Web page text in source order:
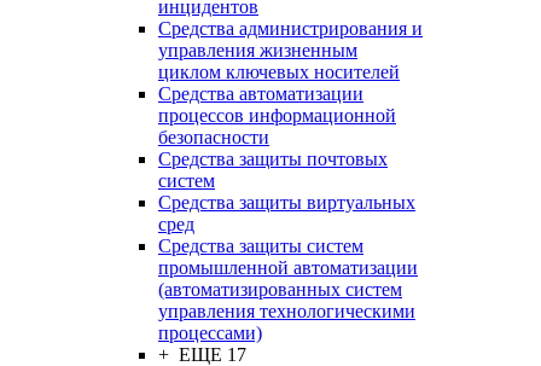
инцидентов
Средства администрирования и
управления жизненным
циклом ключевых носителей
Средства автоматизации
процессов информационной
безопасности
Средства защиты почтовых
систем
Средства защиты виртуальных
сред
Средства защиты систем
промышленной автоматизации
(автоматизированных систем
управления технологическими
процессами)
+ ЕЩЕ 17